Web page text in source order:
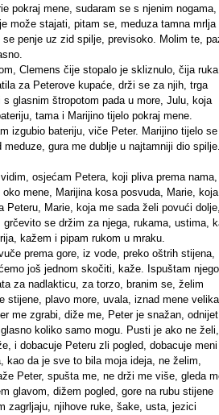
pokraj mene, sudaram se s njenim nogama,
može stajati, pitam se, meduza tamna mrlja
penje uz zid spilje, previsoko. Molim te,
Clemens čije stopalo je skliznulo, čija ruka
za Peterove kupaće, drži se za njih, trga
glasnim štropotom pada u more, Julu, koja
tama i Marijino tijelo pokraj mene.
izgubio bateriju, viče Peter. Marijino tijelo se
gura me dublje u najtamniji dio spilje.
osjećam Petera, koji pliva prema nama,
mene, Marijina kosa posvuda, Marie,
Peteru, Marie, koja me sada želi povući
se držim za njega, rukama, ustima,
kažem i pipam rukom u mraku.
prema gore, iz vode, preko oštrih stijena,
još jednom skočiti, kaže. Ispuštam
za nadlakticu, za torzo, branim se, želim
stijene, plavo more, uvala, iznad mene velika
me zgrabi, diže me, Peter je snažan,
koliko samo mogu. Pusti je ako ne želi,
i dobacuje Peteru zli pogled, dobacuje
kao da je sve to bila moja ideja, ne želim,
Peter, spušta me, ne drži me više, gleda
glavom, dižem pogled, gore na rubu stijene
zagrljaju, njihove ruke, šake, usta, jezici